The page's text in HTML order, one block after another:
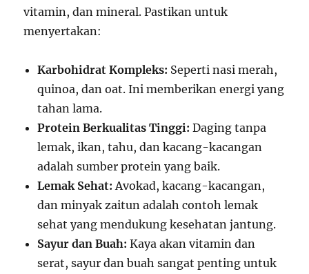
vitamin, dan mineral. Pastikan untuk
menyertakan:
Karbohidrat Kompleks: Seperti nasi merah,
quinoa, dan oat. Ini memberikan energi yang
tahan lama.
Protein Berkualitas Tinggi: Daging tanpa
lemak, ikan, tahu, dan kacang-kacangan
adalah sumber protein yang baik.
Lemak Sehat: Avokad, kacang-kacangan,
dan minyak zaitun adalah contoh lemak
sehat yang mendukung kesehatan jantung.
Sayur dan Buah: Kaya akan vitamin dan
serat, sayur dan buah sangat penting untuk